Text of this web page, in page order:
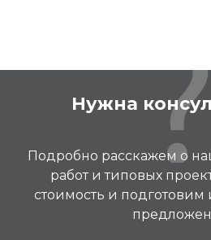
Нужна
Подробно расскажем о
работ и типовых
стоимость и